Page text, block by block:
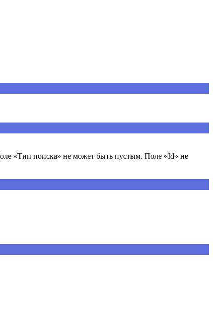
«Тип поиска» не может быть пустым. Поле «Id» не